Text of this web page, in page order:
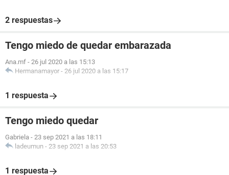
2 respuestas
Tengo miedo de quedar embarazada
Ana.mf - 26 jul 2020 a las 15:13
Hermanamayor - 26 jul 2020 a las 15:17
1 respuesta
Tengo miedo quedar
Gabriela - 23 sep 2021 a las 18:11
ladeumun - 23 sep 2021 a las 20:53
1 respuesta